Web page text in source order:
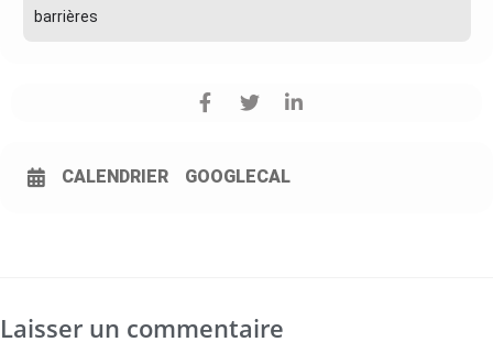
barrières
CALENDRIER GOOGLECAL
Laisser un commentaire